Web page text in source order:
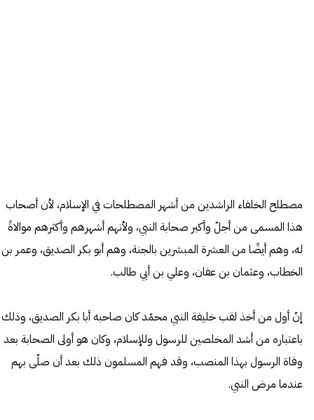
مصطلح الخلفاء الراشدين من أشهر المصطلحات في الإسلام، لأن أصحاب
هذا المسمى من أجلّ وأكبر صحابة النبي، ولأنهم أشهرهم وأكثرهم موالاةً
له، وهم أيضًا من العشرة المبشرين بالجنة، وهم أبو بكر الصديق، وعمر بن
الخطاب، وعثمان بن عفان، وعلي بن أبي طالب.
إنّ أول من أخذ لقب خليفة النبي محمّد كان صاحبه أبا بكر الصديق، وذلك
باعتباره من أشد المخلصين للرسول وللإسلام، وكان هو أولى الصحابة بعد
وفاة الرسول بهذا المنصب، وقد فهم المسلمون ذلك بعد أن صلّى بهم
عندما مرض النبي.